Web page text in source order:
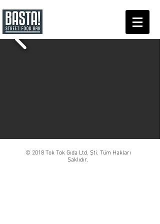
© 2018 Tok Tok Gıda Ltd. Şti. Tüm Hakları
Saklıdır.